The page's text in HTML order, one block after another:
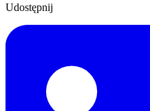
Udostępnij